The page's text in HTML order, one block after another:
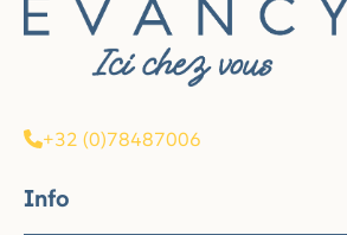
+32 (0)78487006
Info